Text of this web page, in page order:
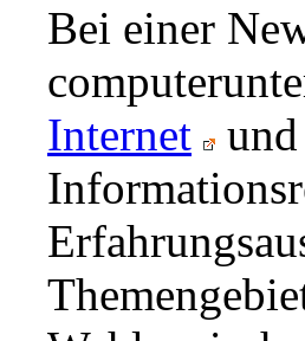
Bei einer
Internet